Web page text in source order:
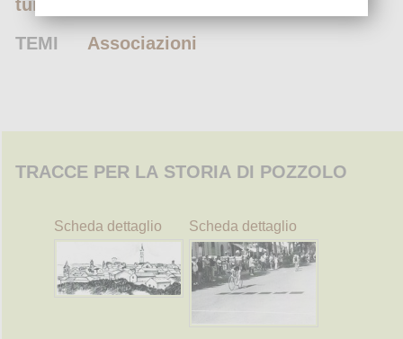
turismo
TEMI
Associazioni
TRACCE PER LA STORIA DI POZZOLO
Scheda dettaglio Scheda dettaglio